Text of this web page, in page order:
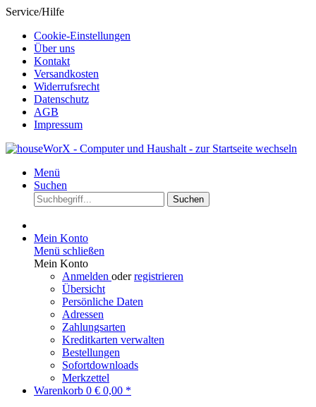
Service/Hilfe
Cookie-Einstellungen
Über uns
Kontakt
Versandkosten
Widerrufsrecht
Datenschutz
AGB
Impressum
Menü
Suchen
Suchen
Mein Konto
Menü schließen
Mein Konto
Anmelden oderregistrieren
Übersicht
Persönliche Daten
Adressen
Zahlungsarten
Kreditkarten verwalten
Bestellungen
Sofortdownloads
Merkzettel
Warenkorb 0 € 0,00 *